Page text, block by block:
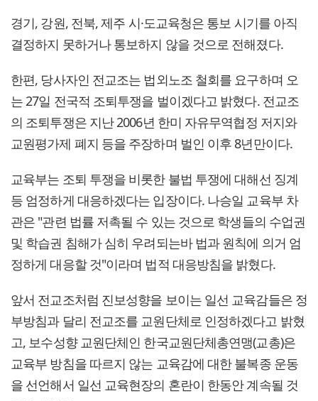
경기, 강원, 전북, 제주 시·도교육청은 통보 시기를 아직
결정하지 못하거나 통보하지 않을 것으로 전해졌다.
한편, 당사자인 전교조는 법외노조 철회를 요구하며 오
는 27일 전국적 조퇴투쟁을 벌이겠다고 밝혔다. 전교조
의 조퇴투쟁은 지난 2006년 한미 자유무역협정 저지와
교원평가제 폐지 등을 주장하며 벌인 이후 8년만이다.
교육부는 조퇴 투쟁을 비롯한 불법 투쟁에 대해선 징계
등 엄정하게 대응하겠다는 입장이다. 나승일 교육부 차
관은 "관련 법률 저촉될 수 있는 것으로 학생들의 수업권
및 학습권 침해가 심히 우려되는바 법과 원칙에 의거 엄
정하게 대응할 것"이라며 법적 대응방침을 밝혔다.
앞서 전교조처럼 진보성향을 보이는 일선 교육감들은 정
부방침과 달리 전교조를 교원단체로 인정하겠다고 밝혔
고, 보수성향 교원단체인 한국교원단체총연맹(교총)은
교육부 방침을 따르지 않는 교육감에 대한 불복종 운동
을 선언해서 일선 교육현장의 혼란이 한동안 계속될 것